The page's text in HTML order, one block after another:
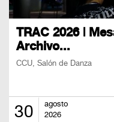
TRAC 2026 |
Archivo...
CCU, Salón de Danza
30
agosto
2026